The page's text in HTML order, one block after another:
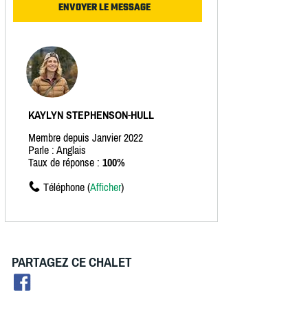
KAYLYN STEPHENSON-HULL
Membre depuis Janvier 2022
Parle : Anglais
Taux de réponse : 100%
Téléphone (Afficher)
PARTAGEZ CE CHALET